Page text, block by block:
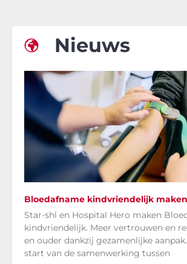
Nieuws
Bloedafname kindvriendelijk maken
Star-shl en Hospital Hero maken
kindvriendelijk. Meer vertrouwen en
en ouder dankzij gezamenlijke
start van de samenwerking tussen